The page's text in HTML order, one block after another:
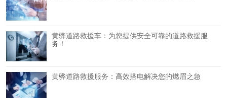
黄骅道路救援车：为您提供安全可靠的道路救援服
务！
黄骅道路救援服务：高效搭电解决您的燃眉之急